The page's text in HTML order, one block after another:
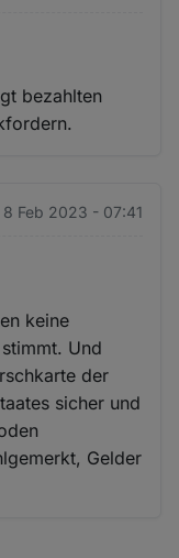
bezahlten
8 Feb 2023 - 07:41
keine
Und
der
sicher und
Gelder